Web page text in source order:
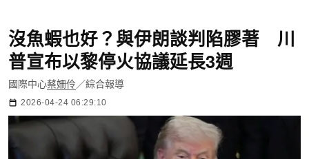
沒魚蝦也好？與伊朗談判陷膠著 川
普宣布以黎停火協議延長3週
國際中心蔡姍伶／綜合報導
2026-04-24 06:29:10